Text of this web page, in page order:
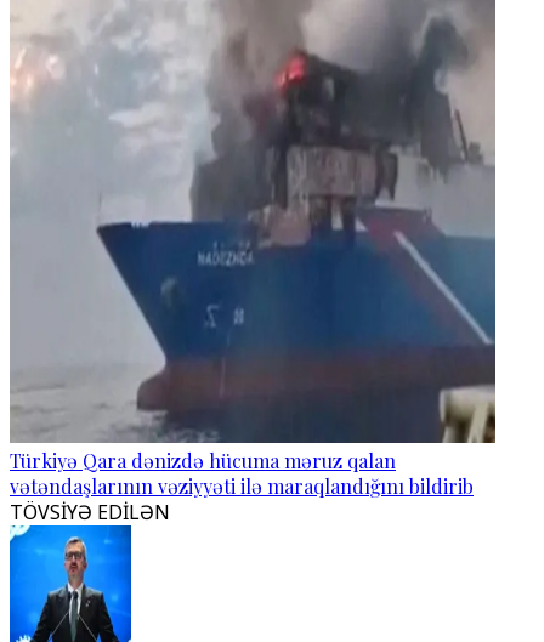
Türkiyə Qara dənizdə hücuma məruz qalan
vətəndaşlarının vəziyyəti ilə maraqlandığını bildirib
TÖVSİYƏ EDİLƏN